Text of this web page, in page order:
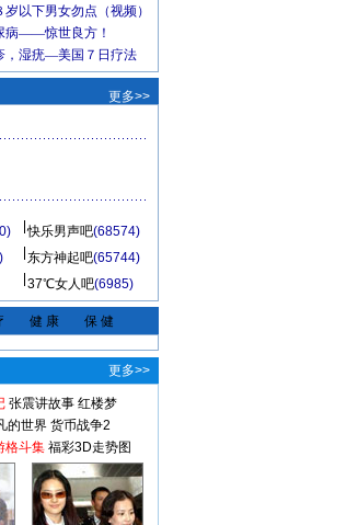
更多>>
快乐男声吧(68574)
东方神起吧(65744)
37℃女人吧(6985)
健 康 保 健
更多>>
张震讲故事 红楼梦
的世界 货币战争2
格斗集 福彩3D走势图